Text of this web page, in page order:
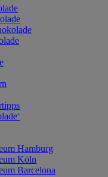
Hamburg
Köln
Barcelona